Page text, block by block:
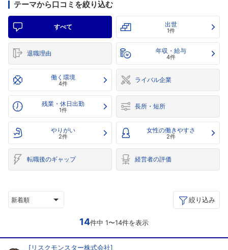
テーマから口コミを絞り込む
すべて 出世
1件
退職理由 年収・給与
4件
働く環境
4件 ライバル企業
残業・休日出勤
1件 長所・短所
やりがい
2件
女性の働きやすさ
2件
転職後のギャップ 経営者の評価
新着順 絞り込み
14件中 1〜14件を表示
[リスクモンスター株式会社]